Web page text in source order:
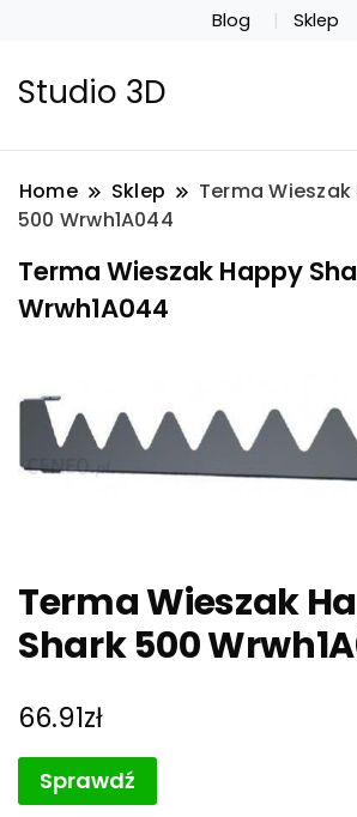
Blog Sklep
Studio 3D
Home Sklep
Terma
500 Wrwh1A044
Terma Wieszak Happy
Wrwh1A044
Terma Wieszak
Shark 500
66.91zł
Sprawdź